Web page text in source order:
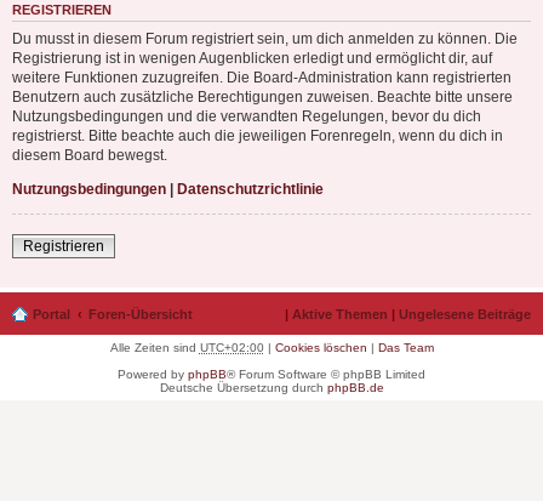
REGISTRIEREN
Du musst in diesem Forum registriert sein, um dich anmelden zu können. Die
Registrierung ist in wenigen Augenblicken erledigt und ermöglicht dir, auf
weitere Funktionen zuzugreifen. Die Board-Administration kann registrierten
Benutzern auch zusätzliche Berechtigungen zuweisen. Beachte bitte unsere
Nutzungsbedingungen und die verwandten Regelungen, bevor du dich
registrierst. Bitte beachte auch die jeweiligen Forenregeln, wenn du dich in
diesem Board bewegst.
Nutzungsbedingungen | Datenschutzrichtlinie
Registrieren
Portal Foren-Übersicht | Aktive Themen | Ungelesene Beiträge
Alle Zeiten sind UTC+02:00| Cookies löschen | Das Team
Powered by phpBB® Forum Software © phpBB Limited
Deutsche Übersetzung durch phpBB.de